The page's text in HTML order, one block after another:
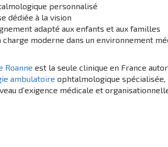
personnalisé
dédiée à la vision
adapté aux enfants et aux familles
charge moderne dans un environnement
Roanne est la seule clinique en France
ambulatoire ophtalmologique spécialisée,
d’exigence médicale et